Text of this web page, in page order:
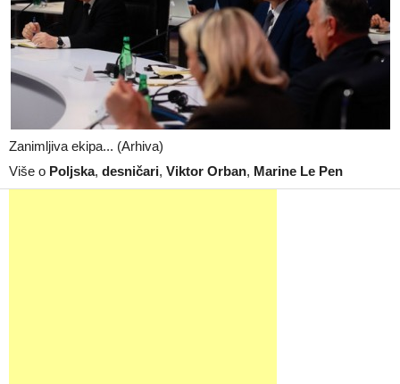
Zanimljiva ekipa... (Arhiva)
Više o Poljska, desničari, Viktor Orban, Marine Le Pen